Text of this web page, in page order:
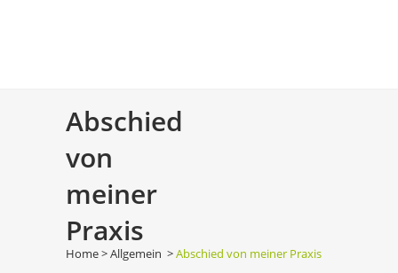
Abschied
von
meiner
Praxis
Home>Allgemein >Abschied von meiner Praxis